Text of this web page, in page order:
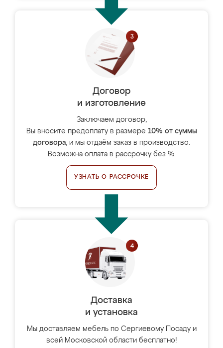
Договор
и изготовление
Заключаем договор,
Вы вносите предоплату в размере 10% от суммы
договора, и мы отдаём заказ в производство.
Возможна оплата в рассрочку без %.
УЗНАТЬ О РАССРОЧКЕ
Доставка
и установка
Мы доставляем мебель по Сергиевому Посаду и
всей Московской области бесплатно!